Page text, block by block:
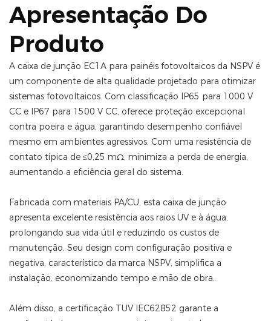
Apresentação Do
Produto
A caixa de junção EC1A para painéis fotovoltaicos da NSPV é
um componente de alta qualidade projetado para otimizar
sistemas fotovoltaicos. Com classificação IP65 para 1000 V
CC e IP67 para 1500 V CC, oferece proteção excepcional
contra poeira e água, garantindo desempenho confiável
mesmo em ambientes agressivos. Com uma resistência de
contato típica de ≤0,25 mΩ, minimiza a perda de energia,
aumentando a eficiência geral do sistema.
Fabricada com materiais PA/CU, esta caixa de junção
apresenta excelente resistência aos raios UV e à água,
prolongando sua vida útil e reduzindo os custos de
manutenção. Seu design com configuração positiva e
negativa, característico da marca NSPV, simplifica a
instalação, economizando tempo e mão de obra.
Além disso, a certificação TUV IEC62852 garante a